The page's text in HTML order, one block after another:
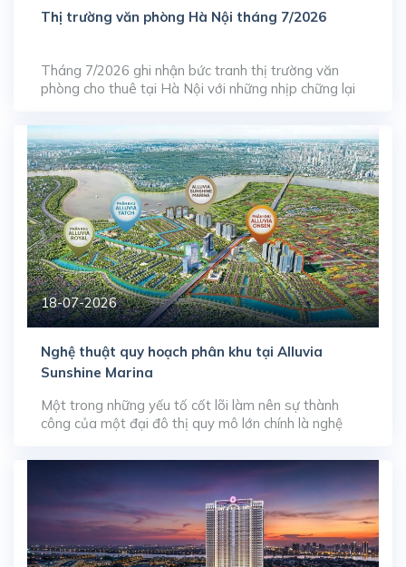
Thị trường văn phòng Hà Nội tháng 7/2026
Tháng 7/2026 ghi nhận bức tranh thị trường văn
phòng cho thuê tại Hà Nội với những nhịp chững lại
tự điều tiết của thị trường trước làn sóng gia tăng
nguồn cung dạt dào từ giai đoạn trước. Dù tỷ lệ lấp
đầy […]
18-07-2026
Nghệ thuật quy hoạch phân khu tại Alluvia
Sunshine Marina
Một trong những yếu tố cốt lõi làm nên sự thành
công của một đại đô thị quy mô lớn chính là nghệ
Tại đại dự án Alluvia City, phân khu mở màn Alluvia
Sunshine Marina rộng 55 ha đang chứng minh tư duy